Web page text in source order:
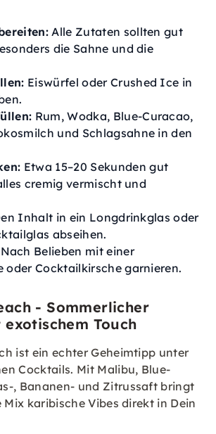
Alle Zutaten sollten gut
die Sahne und die
Eiswürfel oder Crushed Ice in
Rum, Wodka, Blue-Curacao,
und Schlagsahne in den
Etwa 15–20 Sekunden gut
cremig vermischt und
Inhalt in ein Longdrinkglas oder
abseihen.
Nach Belieben mit einer
oder Cocktailkirsche garnieren.
- Sommerlicher
Touch
ist ein echter Geheimtipp unter
Cocktails. Mit Malibu, Blue-
, Bananen- und Zitrussaft bringt
karibische Vibes direkt in Dein